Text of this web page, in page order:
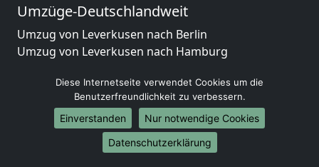
Umzüge-Deutschlandweit
Umzug von Leverkusen nach Berlin
Umzug von Leverkusen nach Hamburg
Umzug von Leverkusen nach Köln
Umzug von Leverkusen nach Frankfurt am Main
Umzug von Leverkusen nach Stuttgart
Umzug von Leverkusen nach Düsseldorf
Umzug von Leverkusen nach Leipzig
Diese Internetseite verwendet Cookies um die
Benutzerfreundlichkeit zu verbessern.
Einverstanden
Nur notwendige Cookies
Datenschutzerklärung